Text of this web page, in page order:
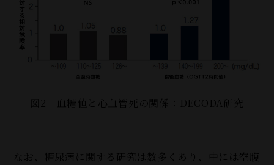
図2 血糖値と心血管死の関係：DECODA研究
なお、糖尿病に関する研究は数多くあり、中には空腹